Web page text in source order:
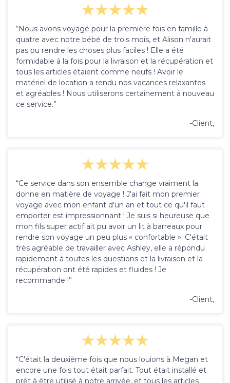
“Nous avons voyagé pour la première fois en famille à
quatre avec notre bébé de trois mois, et Alison n'aurait
pas pu rendre les choses plus faciles ! Elle a été
formidable à la fois pour la livraison et la récupération et
tous les articles étaient comme neufs ! Avoir le
matériel de location a rendu nos vacances relaxantes
et agréables ! Nous utiliserons certainement à nouveau
ce service.”
-Client,
“Ce service dans son ensemble change vraiment la
donne en matière de voyage ! J'ai fait mon premier
voyage avec mon enfant d'un an et tout ce qu'il faut
emporter est impressionnant ! Je suis si heureuse que
mon fils super actif ait pu avoir un lit à barreaux pour
rendre son voyage un peu plus « confortable ». C'était
très agréable de travailler avec Ashley, elle a répondu
rapidement à toutes les questions et la livraison et la
récupération ont été rapides et fluides ! Je
recommande !”
-Client,
“C'était la deuxième fois que nous louions à Megan et
encore une fois tout était parfait. Tout était installé et
prêt à être utilisé à notre arrivée, et tous les articles